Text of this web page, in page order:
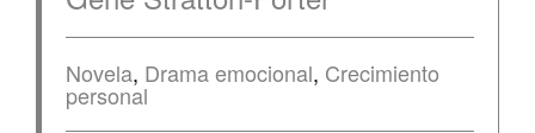
Novela, Drama emocional, Crecimiento
personal